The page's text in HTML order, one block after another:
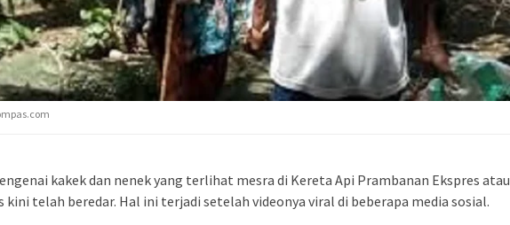
kakek dan nenek yang terlihat mesra di Kereta Api Prambanan Ekspres atau
kini telah beredar. Hal ini terjadi setelah videonya viral di beberapa media sosial.